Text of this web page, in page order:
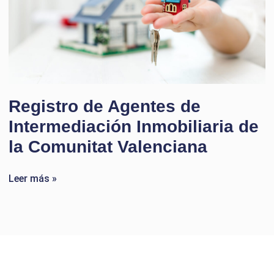
Registro de Agentes de
Intermediación Inmobiliaria de
la Comunitat Valenciana
Leer más »